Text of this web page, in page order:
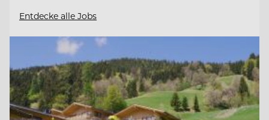
Entdecke alle Jobs